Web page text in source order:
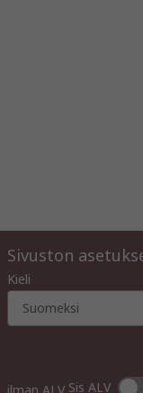
Sivuston
Kieli
Suomeksi
ilman ALV Sis ALV